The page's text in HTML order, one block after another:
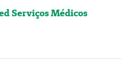
Serviços Médicos